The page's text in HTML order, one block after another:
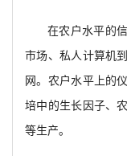
在农户水平的
市场、私人计算机
网。农户水平上的
培中的生长因子、
等生产。